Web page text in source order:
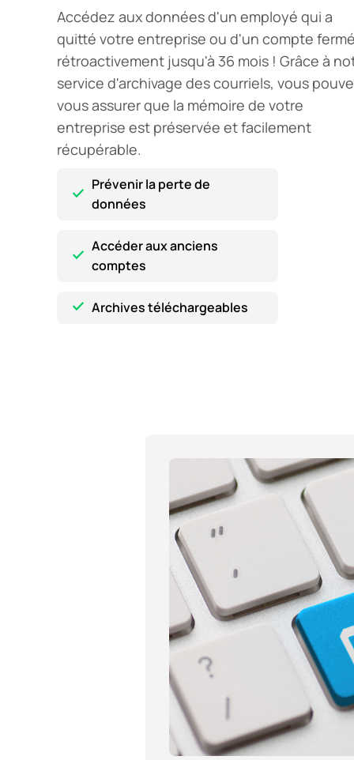
Accédez aux données d'un employé qui a
quitté votre entreprise ou d'un compte fermé
rétroactivement jusqu'à 36 mois ! Grâce à
service d'archivage des courriels, vous
vous assurer que la mémoire de votre
entreprise est préservée et facilement
récupérable.
Prévenir la perte de
données
Accéder aux anciens
comptes
Archives téléchargeables